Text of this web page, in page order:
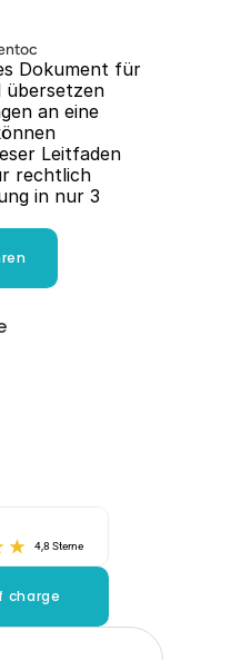
Dokument für
übersetzen
an eine
Leitfaden
rechtlich
in nur 3
4,8 Sterne
charge